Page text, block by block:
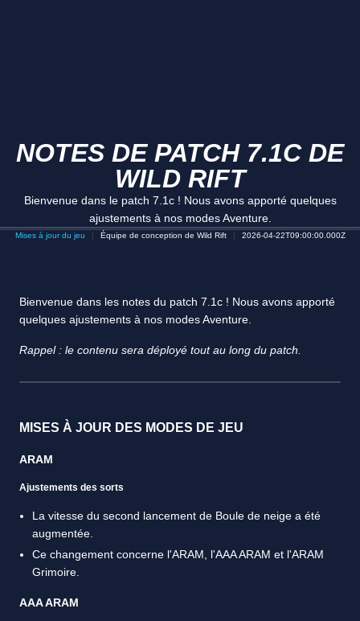
NOTES DE PATCH 7.1C DE
WILD RIFT
Bienvenue dans le patch 7.1c ! Nous avons apporté quelques
ajustements à nos modes Aventure.
Mises à jour du jeu Équipe de conception de Wild Rift 2026-04-22T09:00:00.000Z
Bienvenue dans les notes du patch 7.1c ! Nous avons apporté
quelques ajustements à nos modes Aventure.
Rappel : le contenu sera déployé tout au long du patch.
MISES À JOUR DES MODES DE JEU
ARAM
Ajustements des sorts
La vitesse du second lancement de Boule de neige a été
augmentée.
Ce changement concerne l'ARAM, l'AAA ARAM et l'ARAM
Grimoire.
AAA ARAM